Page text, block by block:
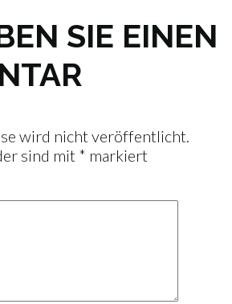
SIE EINEN
wird nicht veröffentlicht.
sind mit * markiert